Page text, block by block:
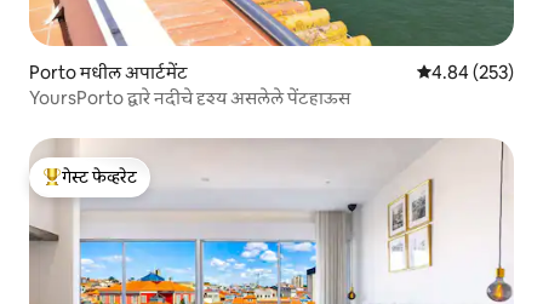
Porto मधील अपार्टमेंट 5 पैकी 4.84
4.84 (253)
YoursPorto द्वारे नदीचे दृश्य असलेले पेंटहाऊस
टॉप गेस्ट फेव्हरेट
गेस्ट फेव्हरेट